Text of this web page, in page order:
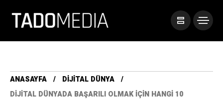
ANASAYFA
DIJITAL DÜNYA
DIJITAL DÜNYADA BAŞARILI OLMAK İÇIN HANGI 10